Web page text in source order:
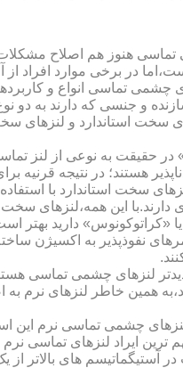
هنوز هم اصلاح مشکلات
در برخی موارد افراد
چشمی تماسی انواع و
و جنسی که دارند به دو
سخت استاندارد و لنزهای
در حقیقت به نوعی از لنز
هستند؛ در نتیجه قرنیه
سخت استاندارد با
این همه،لنزهای
دارید بهتر
لنزهای چشمی تماسی
همین خاطر لنزهای نرم
چشمی تماسی نرم این
ترین ایراد لنزهای
آستیگماتیسم های بالاتر